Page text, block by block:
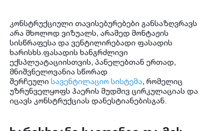
კონსტრუქციული თავისებურებები განსაზღვრავს
არა მხოლოდ ვიზუალს, არამედ მონტაჟის
სისწრაფესა და ვენტილირებადი ფასადის
ხარისხს.ფასადის ხანგრძლივი
ექსპლუატაციისთვის, პანელებთან ერთად,
მნიშვნელოვანია სწორად
შერჩეული სავენტილაციო სისტემა, რომელიც
უზრუნველყოფს ჰაერის მუდმივ ცირკულაციას და
იცავს კონსტრუქციას დანესტიანებისგან.